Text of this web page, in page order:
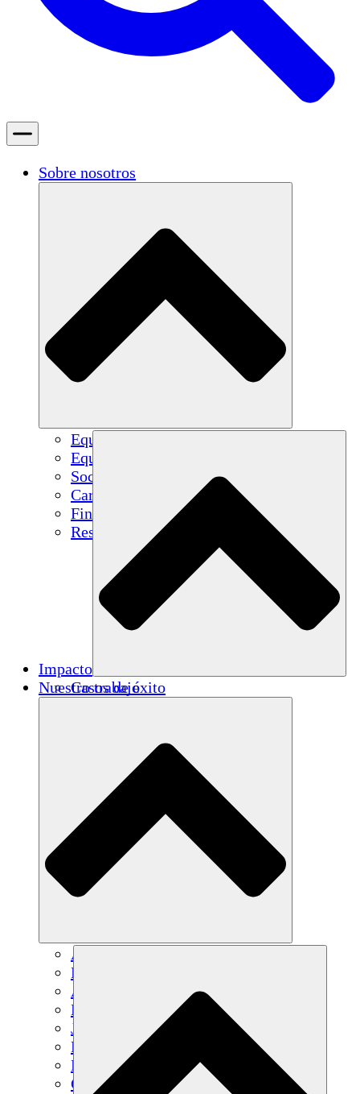
Sobre nosotros
Equipo
Equipo
Socios
Carreras
Finanzas
Resources
Impacto
Casos de éxito
Nuestro trabajo
Agricultura sostenible
Recuperación de terremotos
Agua limpia
Empoderamiento de la mujer
Jóvenes y estudiantes
Preservación cultural y diálogo
Desarrollo de capacidades
Créditos de carbono